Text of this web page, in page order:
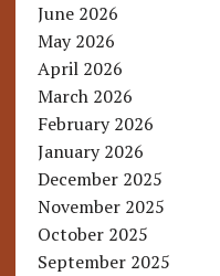
June 2026
May 2026
April 2026
March 2026
February 2026
January 2026
December 2025
November 2025
October 2025
September 2025